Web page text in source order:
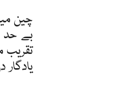
چین
بے حد
تقریب